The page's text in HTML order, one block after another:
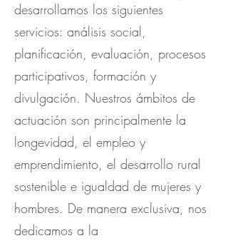
desarrollamos los siguientes
servicios: análisis social,
planificación, evaluación, procesos
participativos, formación y
divulgación. Nuestros ámbitos de
actuación son principalmente la
longevidad, el empleo y
emprendimiento, el desarrollo rural
sostenible e igualdad de mujeres y
hombres. De manera exclusiva, nos
dedicamos a la